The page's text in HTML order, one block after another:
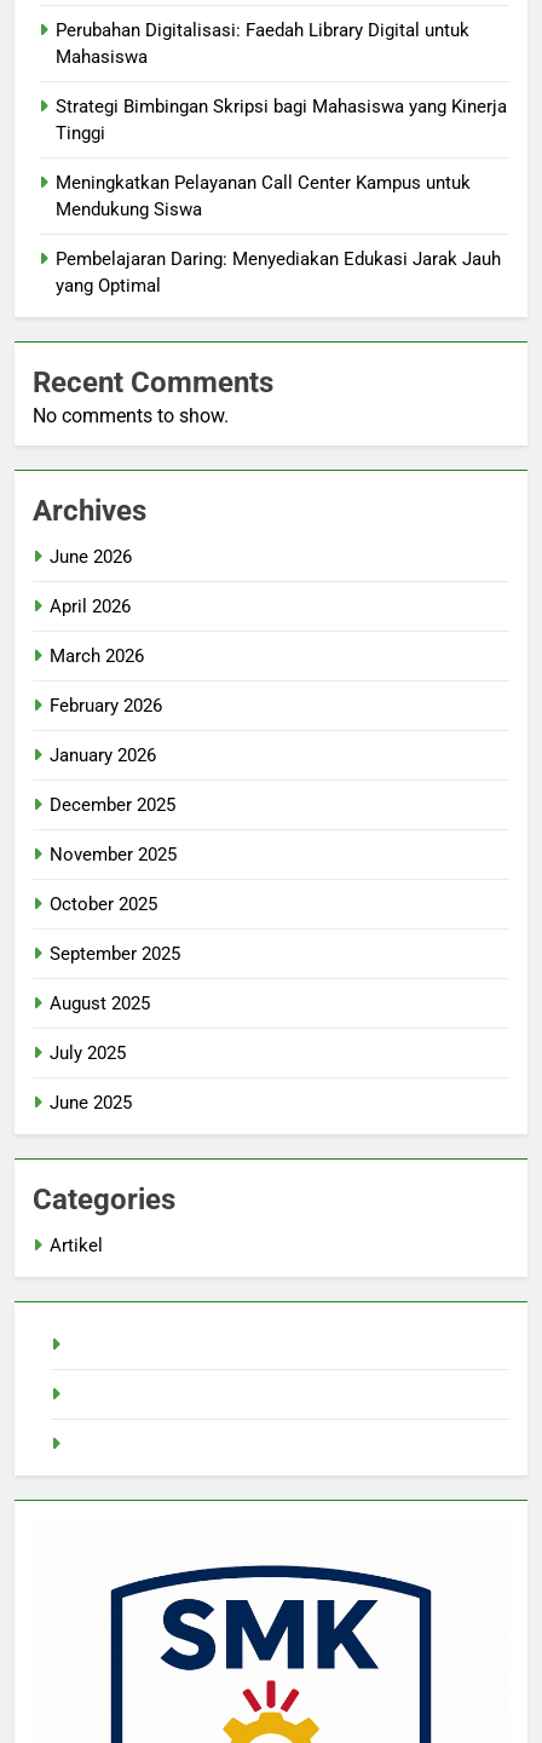
Perubahan Digitalisasi: Faedah Library Digital untuk
Mahasiswa
Strategi Bimbingan Skripsi bagi Mahasiswa yang Kinerja
Tinggi
Meningkatkan Pelayanan Call Center Kampus untuk
Mendukung Siswa
Pembelajaran Daring: Menyediakan Edukasi Jarak Jauh
yang Optimal
Recent Comments
No comments to show.
Archives
June 2026
April 2026
March 2026
February 2026
January 2026
December 2025
November 2025
October 2025
September 2025
August 2025
July 2025
June 2025
Categories
Artikel